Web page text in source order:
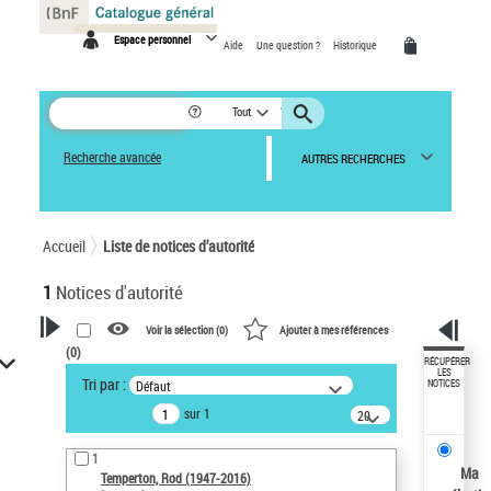
Espace personnel Aide Une question ? Historique
Tout
Recherche avancée AUTRES RECHERCHES
Accueil Liste de notices d’autorité
1 Notices d'autorité
VOTRE RECHERCHE
Recherche avancée dans les
notices d’autorité
Œuvres liées à l'auteur :
Temperton, Rod (1947-2016)
Voir la sélection (0) Ajouter à mes références
(0)
Tri par : Défaut
sur 1
20
résultats/page
1
Temperton, Rod (1947-2016)
RÉCUPÉRER
LES
NOTICES
Ma
Panneau de gestion des cookies